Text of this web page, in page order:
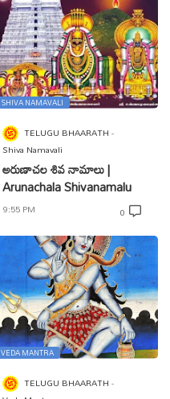
SHIVA NAMAVALI
TELUGU BHAARATH
Shiva Namavali
అరుణాచల శివ నామాలు |
Arunachala Shivanamalu
9:55 PM 0
VEDA MANTRA
TELUGU BHAARATH